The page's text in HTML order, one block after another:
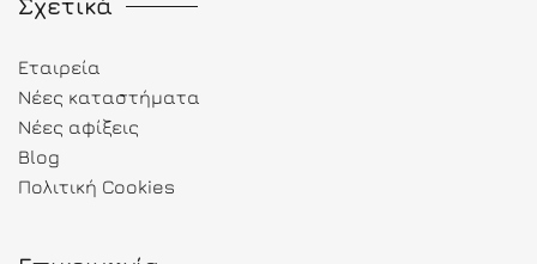
Εταιρεία
Νέες καταστήματα
Νέες αφίξεις
Blog
Πολιτική Cookies